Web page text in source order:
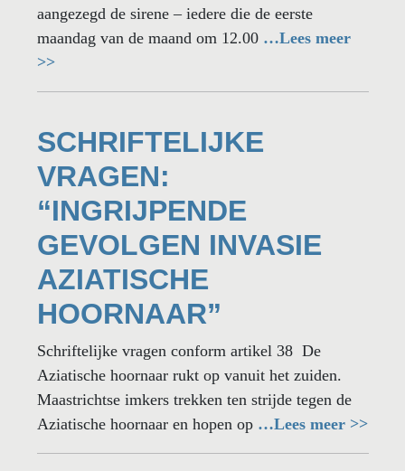
aangezegd de sirene – iedere die de eerste
maandag van de maand om 12.00…Lees meer
>>
SCHRIFTELIJKE
VRAGEN:
“INGRIJPENDE
GEVOLGEN INVASIE
AZIATISCHE
HOORNAAR”
Schriftelijke vragen conform artikel 38 De
Aziatische hoornaar rukt op vanuit het zuiden.
Maastrichtse imkers trekken ten strijde tegen de
Aziatische hoornaar en hopen op…Lees meer >>